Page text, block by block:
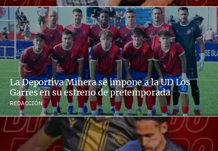
La Deportiva Minera se impone a la UD Los
Garres en su estreno de pretemporada
REDACCIÓN